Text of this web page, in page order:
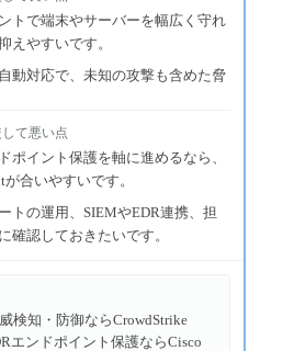
トで端末やサーバーを幅広く守れ
えやすいです。
動対応で、未知の攻撃も含めた脅
して悪い点
ポイント保護を軸に進めるなら、
が合いやすいです。
トの運用、SIEMやEDR連携、担
確認しておきたいです。
検知・防御ならCrowdStrike
エンドポイント保護ならCisco